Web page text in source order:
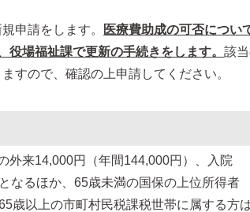
申請をします。
医療費助成の可否につい
場福祉課で更新の手続きをします。 該
すので、確認の上申請してください。
外来14,000円（年間144,000円）、入院
なるほか、65歳未満の国保の上位所得者
歳以上の市町村民税課税世帯に属する方